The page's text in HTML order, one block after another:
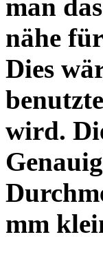
man
nähe
Dies
wird.
mm